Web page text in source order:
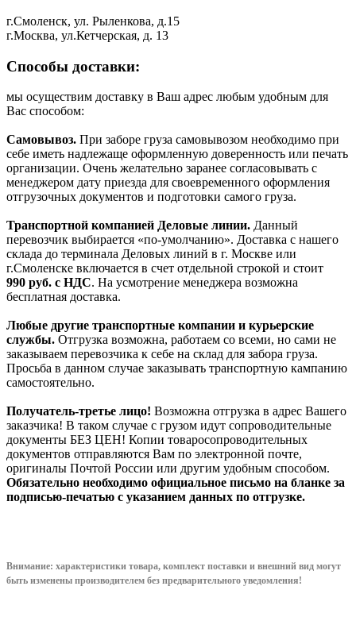
г.Смоленск, ул. Рыленкова, д.15
г.Москва, ул.Кетчерская, д. 13
Способы доставки:
мы осуществим доставку в Ваш адрес любым удобным для
Вас способом:
Самовывоз. При заборе груза самовывозом необходимо при
себе иметь надлежаще оформленную доверенность или печать
организации. Очень желательно заранее согласовывать с
менеджером дату приезда для своевременного оформления
отгрузочных документов и подготовки самого груза.
Транспортной компанией Деловые линии. Данный
перевозчик выбирается «по-умолчанию». Доставка с нашего
склада до терминала Деловых линий в г. Москве или
г.Смоленске включается в счет отдельной строкой и стоит
990 руб. с НДС. На усмотрение менеджера возможна
бесплатная доставка.
Любые другие транспортные компании и курьерские
службы. Отгрузка возможна, работаем со всеми, но сами не
заказываем перевозчика к себе на склад для забора груза.
Просьба в данном случае заказывать транспортную кампанию
самостоятельно.
Получатель-третье лицо! Возможна отгрузка в адрес Вашего
заказчика! В таком случае с грузом идут сопроводительные
документы БЕЗ ЦЕН! Копии товаросопроводительных
документов отправляются Вам по электронной почте,
оригиналы Почтой России или другим удобным способом.
Обязательно необходимо официальное письмо на бланке за
подписью-печатью с указанием данных по отгрузке.
Внимание: характеристики товара, комплект поставки и внешний вид могут
быть изменены производителем без предварительного уведомления!